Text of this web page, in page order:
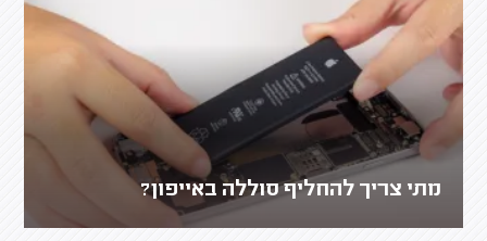
מתי צריך להחליף סוללה באייפון?